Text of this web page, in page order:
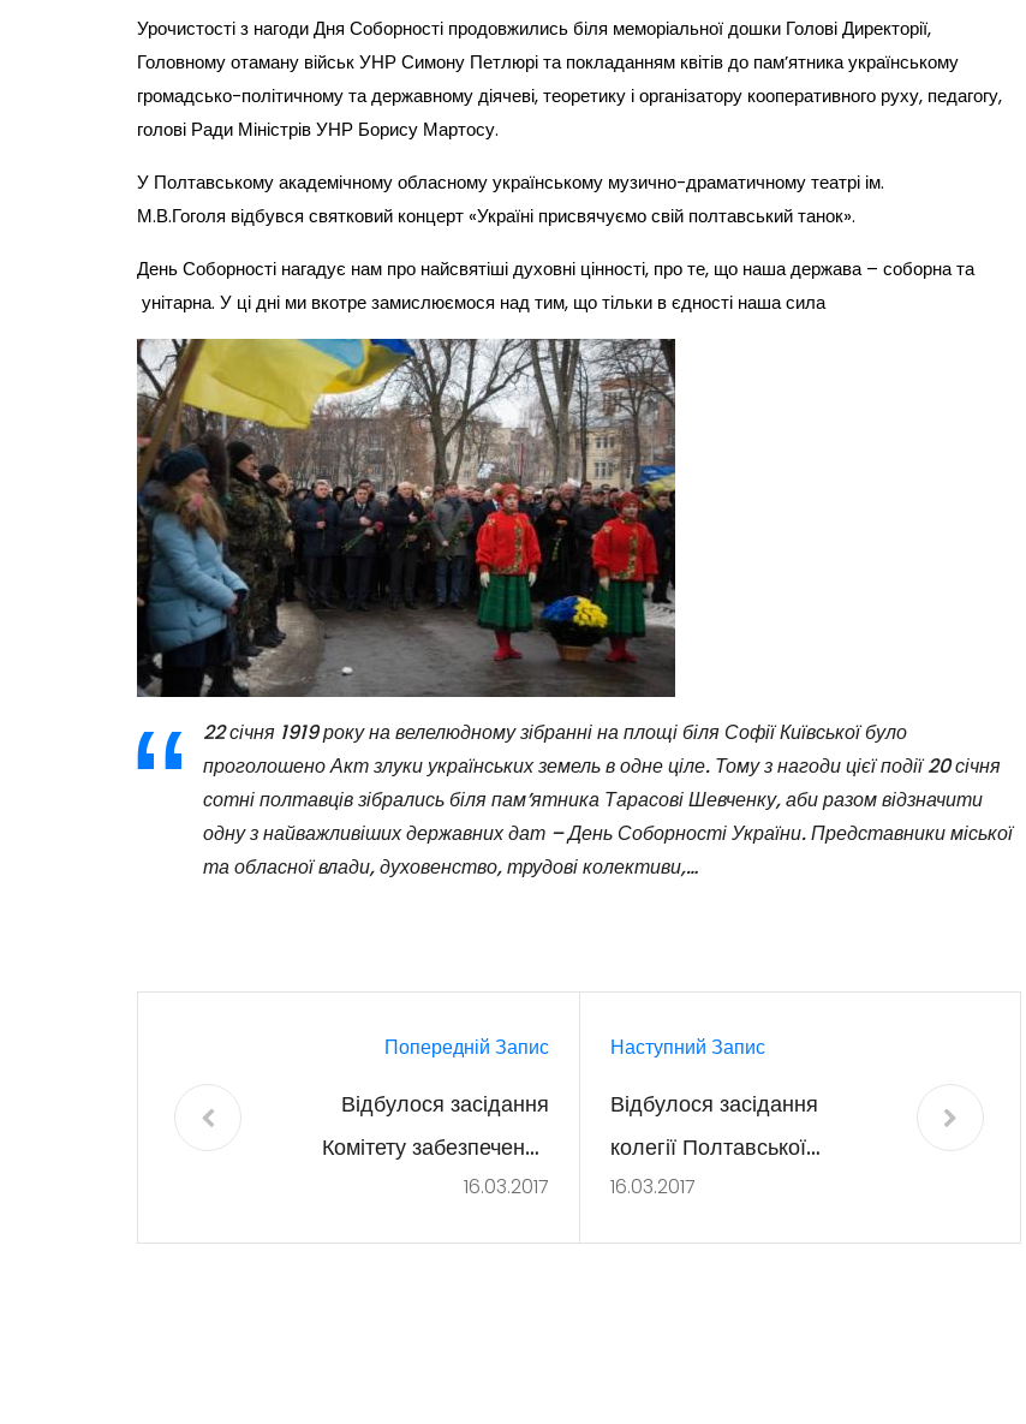
Урочистості з нагоди Дня Соборності продовжились біля меморіальної дошки Голові Директорії,
Головному отаману військ УНР Симону Петлюрі та покладанням квітів до пам’ятника українському
громадсько-політичному та державному діячеві, теоретику і організатору кооперативного руху, педагогу,
голові Ради Міністрів УНР Борису Мартосу.
У Полтавському академічному обласному українському музично-драматичному театрі ім.
М.В.Гоголя відбувся святковий концерт «Україні присвячуємо свій полтавський танок».
День Соборності нагадує нам про найсвятіші духовні цінності, про те, що наша держава – соборна та
унітарна. У ці дні ми вкотре замислюємося над тим, що тільки в єдності наша сила
22 січня 1919 року на велелюдному зібранні на площі біля Софії Київської було
проголошено Акт злуки українських земель в одне ціле. Тому з нагоди цієї події 20 січня
сотні полтавців зібрались біля пам’ятника Тарасові Шевченку, аби разом відзначити
одну з найважливіших державних дат – День Соборності України. Представники міської
та обласної влади, духовенство, трудові колективи,…
Попередній Запис
Відбулося засідання
Комітету забезпечення
доступності людей з
16.03.2017
Наступний Запис
Відбулося засідання
колегії Полтавської
обласної державної
16.03.2017